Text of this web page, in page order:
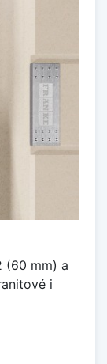
(60 mm) a
i